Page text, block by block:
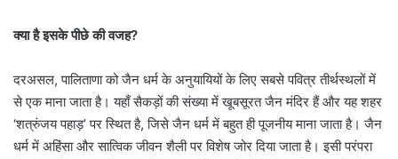
क्या है इसके पीछे की वजह?
दरअसल, पालिताणा को जैन धर्म के अनुयायियों के लिए सबसे पवित्र तीर्थस्थलों में
से एक माना जाता है। यहाँ सैकड़ों की संख्या में खूबसूरत जैन मंदिर हैं और यह शहर
‘शत्रुंजय पहाड़’ पर स्थित है, जिसे जैन धर्म में बहुत ही पूजनीय माना जाता है। जैन
धर्म में अहिंसा और सात्विक जीवन शैली पर विशेष जोर दिया जाता है। इसी परंपरा